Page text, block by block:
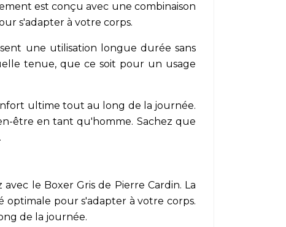
est conçu avec une combinaison
s'adapter à votre corps.
une utilisation longue durée sans
tenue, que ce soit pour un usage
ultime tout au long de la journée.
être en tant qu'homme. Sachez que
le Boxer Gris de Pierre Cardin. La
pour s'adapter à votre corps.
de la journée.